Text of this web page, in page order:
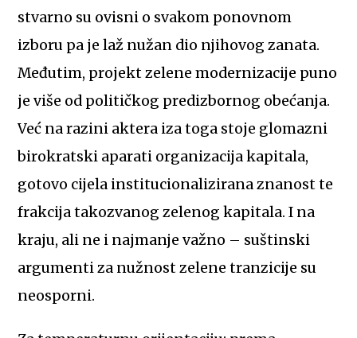
stvarno su ovisni o svakom ponovnom
izboru pa je laž nužan dio njihovog zanata.
Međutim, projekt zelene modernizacije puno
je više od političkog predizbornog obećanja.
Već na razini aktera iza toga stoje glomazni
birokratski aparati organizacija kapitala,
gotovo cijela institucionalizirana znanost te
frakcija takozvanog zelenog kapitala. I na
kraju, ali ne i najmanje važno – suštinski
argumenti za nužnost zelene tranzicije su
neosporni.